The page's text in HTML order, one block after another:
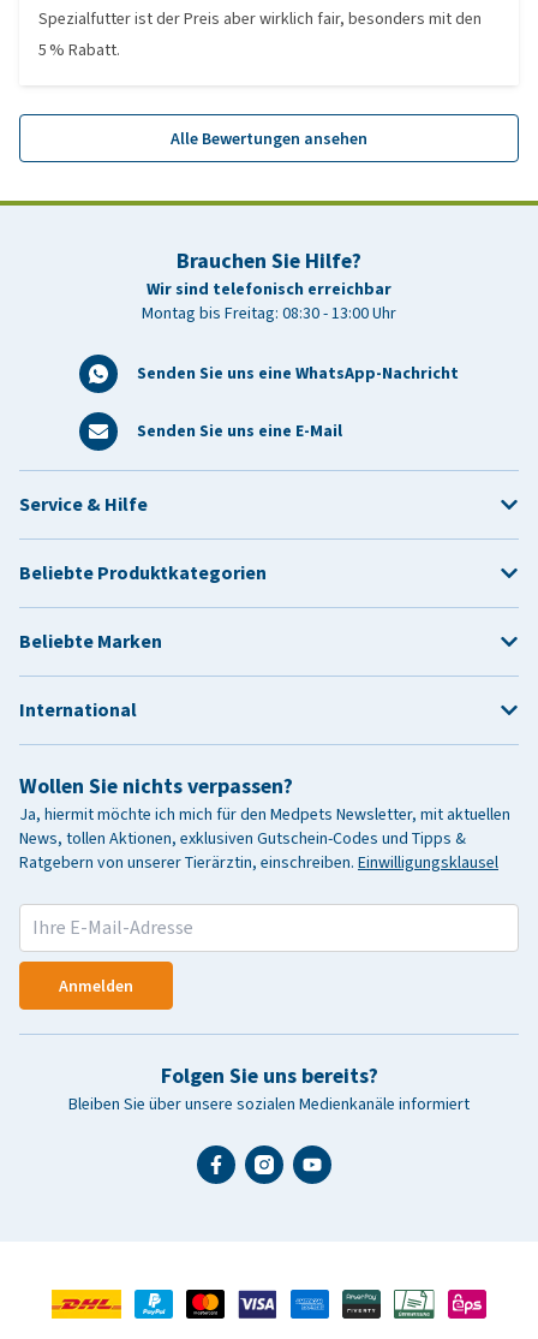
Spezialfutter ist der Preis aber wirklich fair, besonders mit den
5 % Rabatt.
Alle Bewertungen ansehen
Brauchen Sie Hilfe?
Wir sind telefonisch erreichbar
Montag bis Freitag: 08:30 - 13:00 Uhr
Senden Sie uns eine WhatsApp-Nachricht
Senden Sie uns eine E-Mail
Wollen Sie nichts verpassen?
Ja, hiermit möchte ich mich für den Medpets Newsletter, mit aktuellen
News, tollen Aktionen, exklusiven Gutschein-Codes und Tipps &
Ratgebern von unserer Tierärztin, einschreiben. Einwilligungsklausel
Anmelden
Folgen Sie uns bereits?
Bleiben Sie über unsere sozialen Medienkanäle informiert
Service & Hilfe
Beliebte Produktkategorien
Beliebte Marken
International